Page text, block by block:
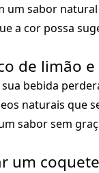
um sabor
a cor possa
de limão
bebida
naturais que
sabor sem
um